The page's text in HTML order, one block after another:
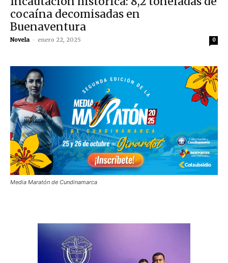
cocaína decomisadas en
Buenaventura
Novela - enero 22, 2025 0
Media Maratón de Cundinamarca